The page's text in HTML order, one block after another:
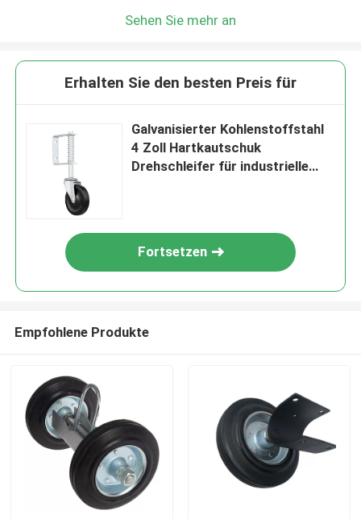
Sehen Sie mehr an
Erhalten Sie den besten Preis für
Galvanisierter Kohlenstoffstahl
4 Zoll Hartkautschuk
Drehschleifer für industrielle
Fortsetzen
Empfohlene Produkte